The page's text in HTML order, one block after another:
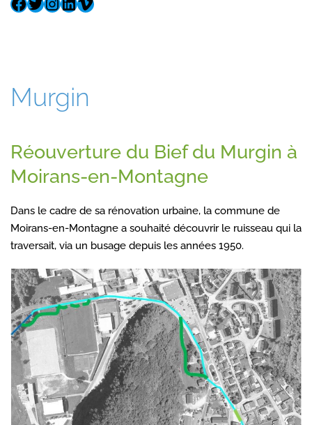
Murgin
Réouverture du Bief du Murgin à
Moirans-en-Montagne
Dans le cadre de sa rénovation urbaine, la commune de
Moirans-en-Montagne a souhaité découvrir le ruisseau qui la
traversait, via un busage depuis les années 1950.